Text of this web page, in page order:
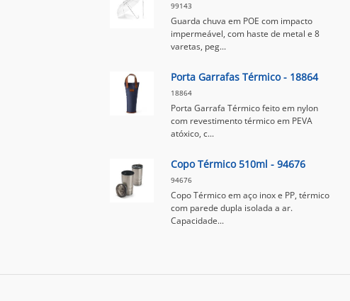
99143
Guarda chuva em POE com impacto
impermeável, com haste de metal e 8
varetas, peg...
Porta Garrafas Térmico - 18864
18864
Porta Garrafa Térmico feito em nylon
com revestimento térmico em PEVA
atóxico, c...
Copo Térmico 510ml - 94676
94676
Copo Térmico em aço inox e PP, térmico
com parede dupla isolada a ar.
Capacidade...